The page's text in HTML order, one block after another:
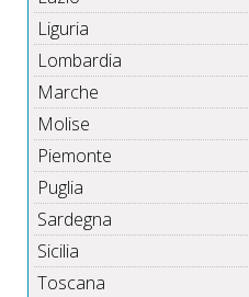
Liguria
Lombardia
Marche
Molise
Piemonte
Puglia
Sardegna
Sicilia
Toscana